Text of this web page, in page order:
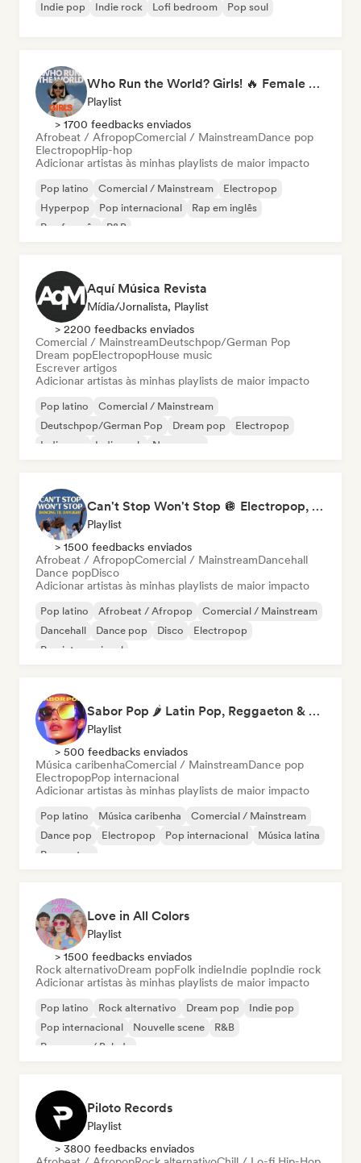
Indie pop
Indie rock Lofi bedroom Pop soul
Who Run the World? Girls! 🔥 Female Empowerment Pop & Girl-Power Anthems
Playlist
> 1700 feedbacks enviados
Afrobeat / AfropopComercial / MainstreamDance pop
ElectropopHip-hop
Adicionar artistas às minhas playlists de maior impacto
Pop latino Comercial / Mainstream
Electropop
Hyperpop
Pop internacional
Rap em inglês
Rap francês
R&B
Aquí Música Revista
Mídia/Jornalista, Playlist
> 2200 feedbacks enviados
Comercial / MainstreamDeutschpop/German Pop
Dream popElectropopHouse music
Escrever artigos
Adicionar artistas às minhas playlists de maior impacto
Pop latino
Comercial / Mainstream
Deutschpop/German Pop
Dream pop
Electropop
Indie pop
Indie rock New wave
Can't Stop Won't Stop 🪩 Electropop, Dance-Pop & Nu Disco
Playlist
> 1500 feedbacks enviados
Afrobeat / AfropopComercial / MainstreamDancehall
Dance popDisco
Adicionar artistas às minhas playlists de maior impacto
Pop latino Afrobeat / Afropop
Comercial / Mainstream
Dancehall
Dance pop Disco
Electropop
Pop internacional
Sabor Pop 🌶️ Latin Pop, Reggaeton & Latin Club Hits
Playlist
> 500 feedbacks enviados
Música caribenhaComercial / MainstreamDance pop
ElectropopPop internacional
Adicionar artistas às minhas playlists de maior impacto
Pop latino Música caribenha
Comercial / Mainstream
Dance pop
Electropop Pop internacional
Música latina
Reggaeton
Love in All Colors
Playlist
> 1500 feedbacks enviados
Rock alternativoDream popFolk indieIndie popIndie rock
Adicionar artistas às minhas playlists de maior impacto
Pop latino Rock alternativo Dream pop
Indie pop
Pop internacional
Nouvelle scene
R&B
Pop suave / Balada
Piloto Records
Playlist
> 3800 feedbacks enviados